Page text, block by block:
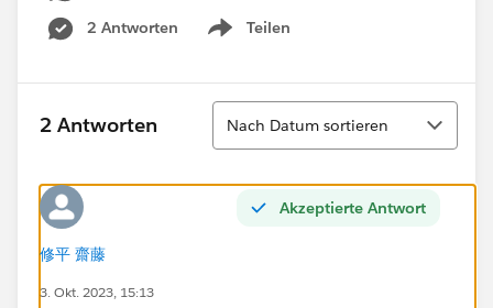
テーブルA,B,Cを各KEY項目が一致する場合を条件とし
[データ] ペインにあるデータソース接続の下には、現在
選択されているデータソースで使用できる項目が表示さ
Aテーブル
項目A
項目B
2 Antworten
Teilen
Show menu
2 Antworten
Sortieren
Nach Datum sortieren
Akzeptierte Antwort
修平 齋藤
3. Okt. 2023, 15:13